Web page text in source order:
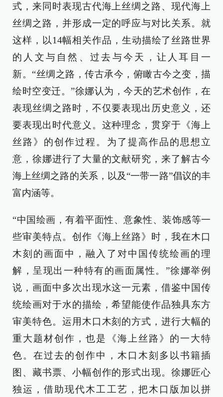
式，来同时表现古代海上丝绸之路、现代海上
丝绸之路，并形成一定的呼应与对比关系。就
这样，以14幅相关作品，生动描绘了丝路世界
的人文与自然、过去与今天，让人耳目一
新。“丝绸之路，传古承今，俯瞰古今之变，描
绘时空变迁。”徐娜认为，今天的艺术创作，在
表现丝绸之路时，不仅要表现出历史意义，还
要表现出时代意义。这种理念，贯穿于《海上
丝路》的创作过程。为了提高作品的思想立
意，徐娜进行了大量的文献研究，来了解古今
海上丝绸之路的关系，以及“一带一路”倡议的丰
富内涵等。
“中国绘画，有着平面性、意象性、装饰感等一
些审美特点。创作《海上丝路》时，我在木口
木刻的画面中，融入了对中国传统绘画的理
解，呈现出一种特有的画面属性。”徐娜举例
说，画面中多次出现水这一元素，借鉴中国传
统绘画对于水的描绘，希望能使作品独具东方
审美特色。运用木口木刻的方式，进行大幅的
重大题材创作，也是《海上丝路》的一大特
色。在过去的创作中，木口木刻多以书籍插
图、藏书票、小幅创作的形式出现。徐娜匠心
独运，借助现代木工工艺，把木口版加以拼